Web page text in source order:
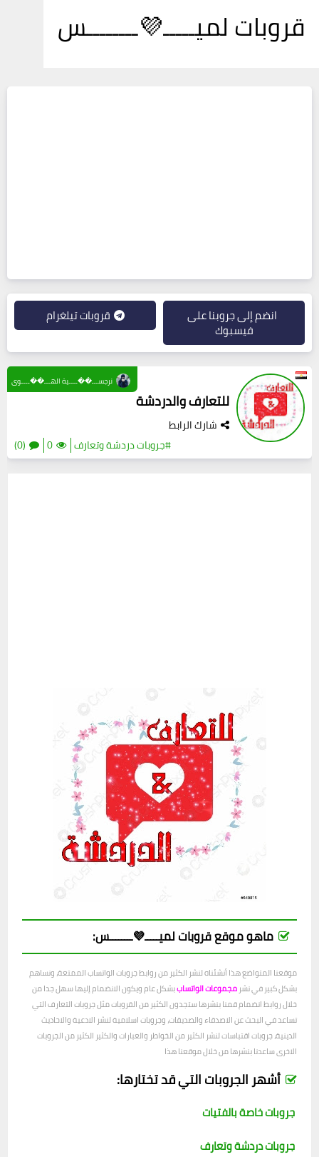
قروبات لميـــــ💜ــــــــس
انضم إلى جروبنا على
فيسبوك
قروبات تيلغرام
للتعارف والدردشة
شارك الرابط
#جروبات دردشة وتعارف
0
(0)
نرجســـ��ــــية الهـــ��ــــوى
ماهو موقع قروبات لميـــــ💜ــــــــس:
موقعنا المتواضع هذا أنشئناه لنشر الكثير من روابط جروبات الواتساب الممتعة، ونساهم
بشكل كبير في نشر مجموعات الواتساببشكل عام ويكون الانضمام إليها سهل جدا من
خلال روابط انضمام قمنا بنشرها ستجدون الكثير من القروبات مثل جروبات التعارف التي
تساعد في البحث عن الاصدقاء والصديقات، وجروبات اسلامية لنشر الادعية والاحاديث
الدينية، جروبات اقتباسات لنشر الكثير من الخواطر والعبارات والكثير الكثير من الجروبات
الاخرى ساعدنا بنشرها من خلال موقعنا هذا
أشهر الجروبات التي قد تختارها:
جروبات خاصة بالفتيات
جروبات دردشة وتعارف